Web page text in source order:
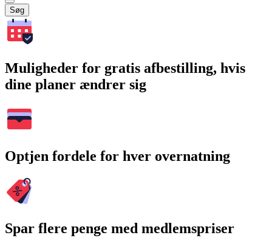
Søg
Muligheder for gratis afbestilling, hvis
dine planer ændrer sig
Optjen fordele for hver overnatning
Spar flere penge med medlemspriser